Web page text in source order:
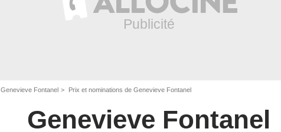
Genevieve Fontanel Prix et nominations de Genevieve Fontanel
Genevieve Fontanel